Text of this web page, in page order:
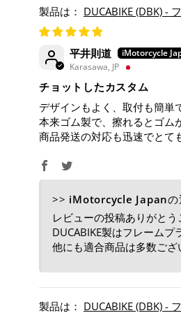
DUCABIKE (DBK) -
平井則道
Karasawa, JP
チョットしたカスタム
デザインもよく、取付も簡単
本来ゴム製で、擦れるとゴム
商品発送の対応も迅速でとて
>> iMotorcycle Japanの
レビューの投稿ありがとう
DUCABIKE製はフレーム
他にも適合商品は多数ご
DUCABIKE (DBK) -